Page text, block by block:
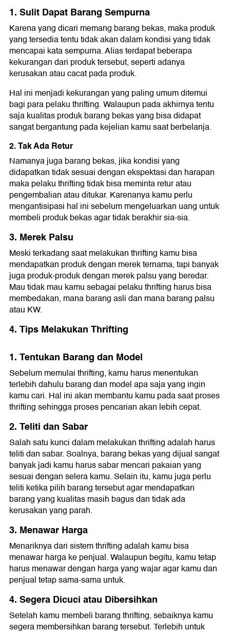
1. Sulit Dapat Barang Sempurna
Karena yang dicari memang barang bekas, maka produk
yang tersedia tentu tidak akan dalam kondisi yang tidak
mencapai kata sempurna. Alias terdapat beberapa
kekurangan dari produk tersebut, seperti adanya
kerusakan atau cacat pada produk.
Hal ini menjadi kekurangan yang paling umum ditemui
bagi para pelaku thrifting. Walaupun pada akhirnya tentu
saja kualitas produk barang bekas yang bisa didapat
sangat bergantung pada kejelian kamu saat berbelanja.
2. Tak Ada Retur
Namanya juga barang bekas, jika kondisi yang
didapatkan tidak sesuai dengan ekspektasi dan harapan
maka pelaku thrifting tidak bisa meminta retur atau
pengembalian atau ditukar. Karenanya kamu perlu
mengantisipasi hal ini sebelum mengeluarkan uang untuk
membeli produk bekas agar tidak berakhir sia-sia.
3. Merek Palsu
Meski terkadang saat melakukan thrifting kamu bisa
mendapatkan produk dengan merek ternama, tapi banyak
juga produk-produk dengan merek palsu yang beredar.
Mau tidak mau kamu sebagai pelaku thrifting harus bisa
membedakan, mana barang asli dan mana barang palsu
atau KW.
4. Tips Melakukan Thrifting
1. Tentukan Barang dan Model
Sebelum memulai thrifting, kamu harus menentukan
terlebih dahulu barang dan model apa saja yang ingin
kamu cari. Hal ini akan membantu kamu pada saat proses
thrifting sehingga proses pencarian akan lebih cepat.
2. Teliti dan Sabar
Salah satu kunci dalam melakukan thrifting adalah harus
teliti dan sabar. Soalnya, barang bekas yang dijual sangat
banyak jadi kamu harus sabar mencari pakaian yang
sesuai dengan selera kamu. Selain itu, kamu juga perlu
teliti ketika pilih barang tersebut agar mendapatkan
barang yang kualitas masih bagus dan tidak ada
kerusakan yang parah.
3. Menawar Harga
Menariknya dari sistem thrifting adalah kamu bisa
menawar harga ke penjual. Walaupun begitu, kamu tetap
harus menawar dengan harga yang wajar agar kamu dan
penjual tetap sama-sama untuk.
4. Segera Dicuci atau Dibersihkan
Setelah kamu membeli barang thrifting, sebaiknya kamu
segera membersihkan barang tersebut. Terlebih untuk